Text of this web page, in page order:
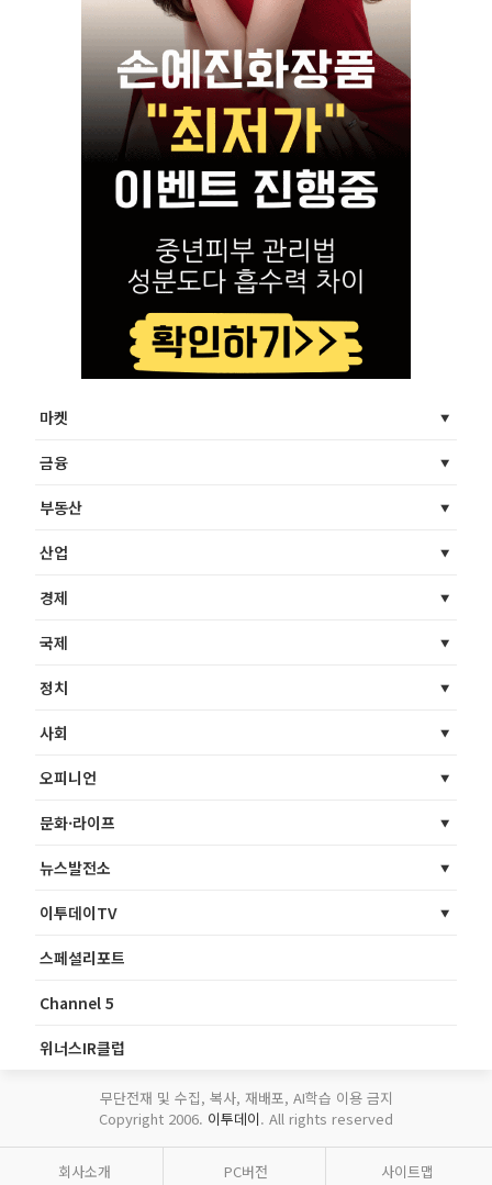
마켓
금융
부동산
산업
경제
국제
정치
사회
오피니언
문화·라이프
뉴스발전소
이투데이TV
스페셜리포트
Channel 5
위너스IR클럽
무단전재 및 수집, 복사, 재배포, AI학습 이용 금지
Copyright 2006. 이투데이. All rights reserved
회사소개 PC버전 사이트맵